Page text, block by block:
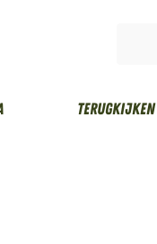
Terugkijken